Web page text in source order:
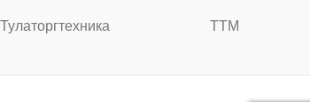
Тулаторгтехника ТТМ